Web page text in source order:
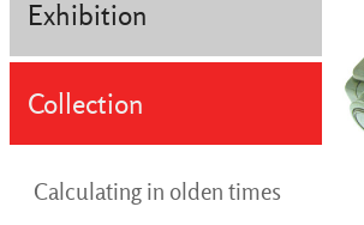
Exhibition
Collection
Calculating in olden times